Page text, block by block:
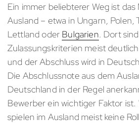
Ein immer beliebterer Weg ist
Ausland – etwa in Ungarn, Polen,
Lettland oder Bulgarien. Dort
Zulassungskriterien meist
und der Abschluss wird in
Die Abschlussnote aus dem
Deutschland in der Regel
Bewerber ein wichtiger Faktor
spielen im Ausland meist keine